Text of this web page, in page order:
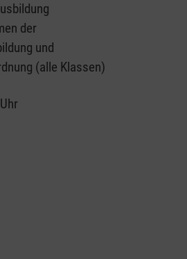
der
und
(alle Klassen)